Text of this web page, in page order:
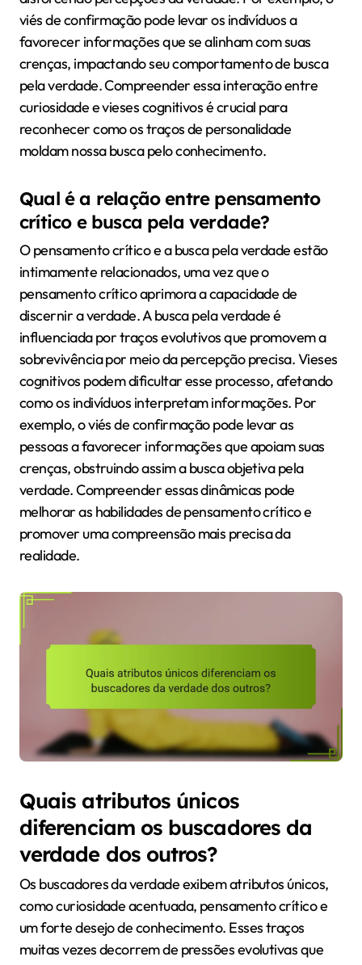
viés de confirmação pode levar os indivíduos a
favorecer informações que se alinham com suas
crenças, impactando seu comportamento de busca
pela verdade. Compreender essa interação entre
curiosidade e vieses cognitivos é crucial para
reconhecer como os traços de personalidade
moldam nossa busca pelo conhecimento.
Qual é a relação entre pensamento
crítico e busca pela verdade?
O pensamento crítico e a busca pela verdade estão
intimamente relacionados, uma vez que o
pensamento crítico aprimora a capacidade de
discernir a verdade. A busca pela verdade é
influenciada por traços evolutivos que promovem a
sobrevivência por meio da percepção precisa. Vieses
cognitivos podem dificultar esse processo, afetando
como os indivíduos interpretam informações. Por
exemplo, o viés de confirmação pode levar as
pessoas a favorecer informações que apoiam suas
crenças, obstruindo assim a busca objetiva pela
verdade. Compreender essas dinâmicas pode
melhorar as habilidades de pensamento crítico e
promover uma compreensão mais precisa da
realidade.
Quais atributos únicos
diferenciam os buscadores da
verdade dos outros?
Os buscadores da verdade exibem atributos únicos,
como curiosidade acentuada, pensamento crítico e
um forte desejo de conhecimento. Esses traços
muitas vezes decorrem de pressões evolutivas que